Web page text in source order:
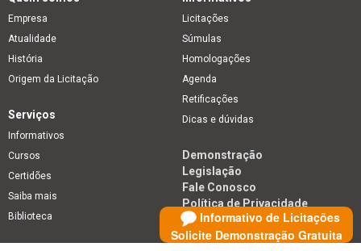
Informativo de Licitações
Solicite Demonstração Gratuita
Empresa
Atualidade
História
Origem da Licitação
Licitações
Súmulas
Homologações
Agenda
Retificações
Dicas e dúvidas
Serviços
Informativos
Cursos
Certidões
Saiba mais
Biblioteca
Demonstração
Legislação
Fale Conosco
Política de Privacidade